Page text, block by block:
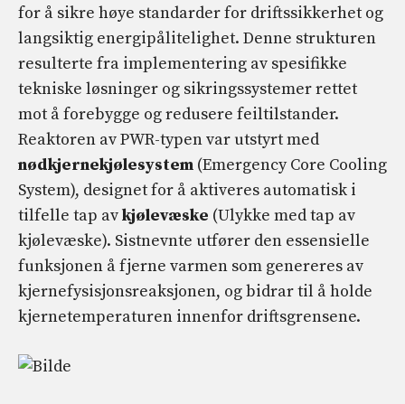
for å sikre høye standarder for driftssikkerhet og
langsiktig energipålitelighet. Denne strukturen
resulterte fra implementering av spesifikke
tekniske løsninger og sikringssystemer rettet
mot å forebygge og redusere feiltilstander.
Reaktoren av PWR-typen var utstyrt med
nødkjernekjølesystem (Emergency Core Cooling
System), designet for å aktiveres automatisk i
tilfelle tap avkjølevæske (Ulykke med tap av
kjølevæske). Sistnevnte utfører den essensielle
funksjonen å fjerne varmen som genereres av
kjernefysisjonsreaksjonen, og bidrar til å holde
kjernetemperaturen innenfor driftsgrensene.